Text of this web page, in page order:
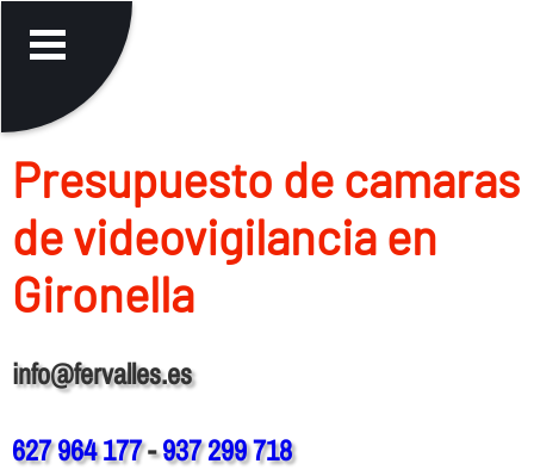
Presupuesto de camaras
de videovigilancia en
Gironella
info@fervalles.es
627 964 177-937 299 718